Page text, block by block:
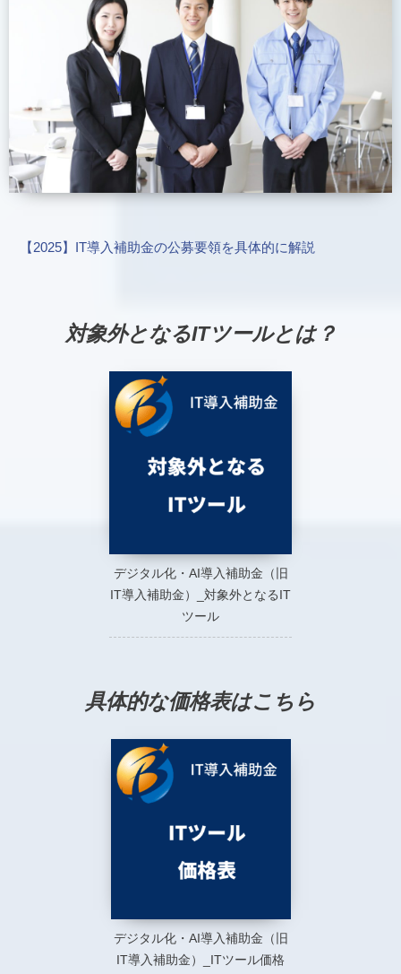
【2025】IT導入補助金の公募要領を具体的に解説
対象外となるITツールとは？
デジタル化・AI導入補助金（旧
IT導入補助金）_対象外となるIT
ツール
具体的な価格表はこちら
デジタル化・AI導入補助金（旧
IT導入補助金）_ITツール価格